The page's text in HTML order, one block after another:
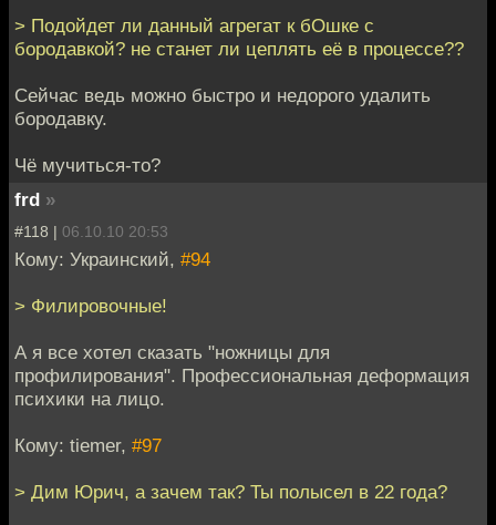
> Подойдет ли данный агрегат к бОшке с
бородавкой? не станет ли цеплять её в процессе??
Сейчас ведь можно быстро и недорого удалить
бородавку.
Чё мучиться-то?
frd »
#118 | 06.10.10 20:53
Кому: Украинский, #94
> Филировочные!
А я все хотел сказать "ножницы для
профилирования". Профессиональная деформация
психики на лицо.
Кому: tiemer, #97
> Дим Юрич, а зачем так? Ты полысел в 22 года?